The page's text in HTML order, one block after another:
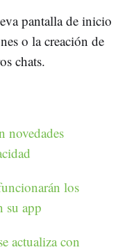
pantalla de inicio
o la creación de
chats.
novedades
los
su app
actualiza con